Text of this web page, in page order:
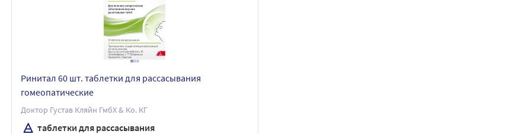
Ринитал 60 шт. таблетки для рассасывания
гомеопатические
Доктор Густав Кляйн ГмбХ & Ко. КГ
таблетки для рассасывания